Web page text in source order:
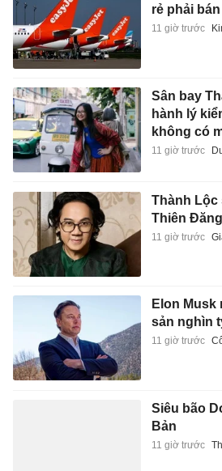
rẻ phải
11 giờ trước
Sân bay
hành lý
không có
11 giờ trước
Thành Lộc
Thiên Đăng
11 giờ trước
Elon Musk
sản nghìn
11 giờ trước
Siêu bão
Bản
11 giờ trước